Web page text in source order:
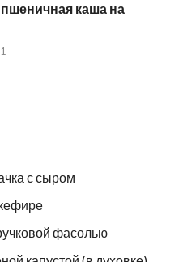
каша на
с сыром
фасолью